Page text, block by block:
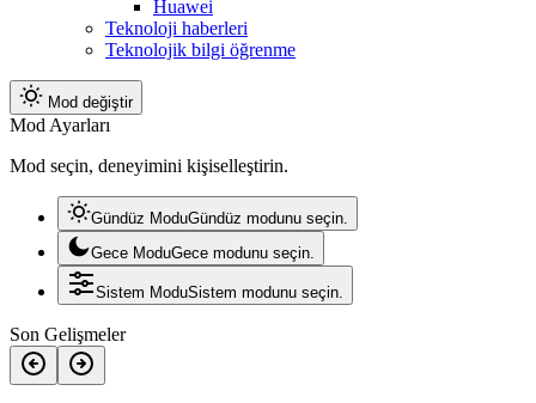
Huawei
Teknoloji haberleri
Teknolojik bilgi öğrenme
Mod değiştir
Mod Ayarları
Mod seçin, deneyimini kişiselleştirin.
Gündüz ModuGündüz modunu seçin.
Gece ModuGece modunu seçin.
Sistem ModuSistem modunu seçin.
Son Gelişmeler